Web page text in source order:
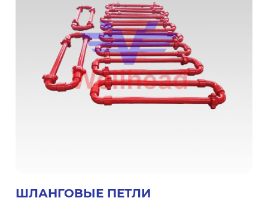
ШЛАНГОВЫЕ ПЕТЛИ